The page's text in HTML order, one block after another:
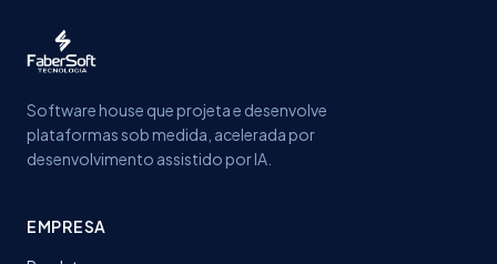
Software house que projeta e desenvolve
plataformas sob medida, acelerada por
desenvolvimento assistido por IA.
EMPRESA